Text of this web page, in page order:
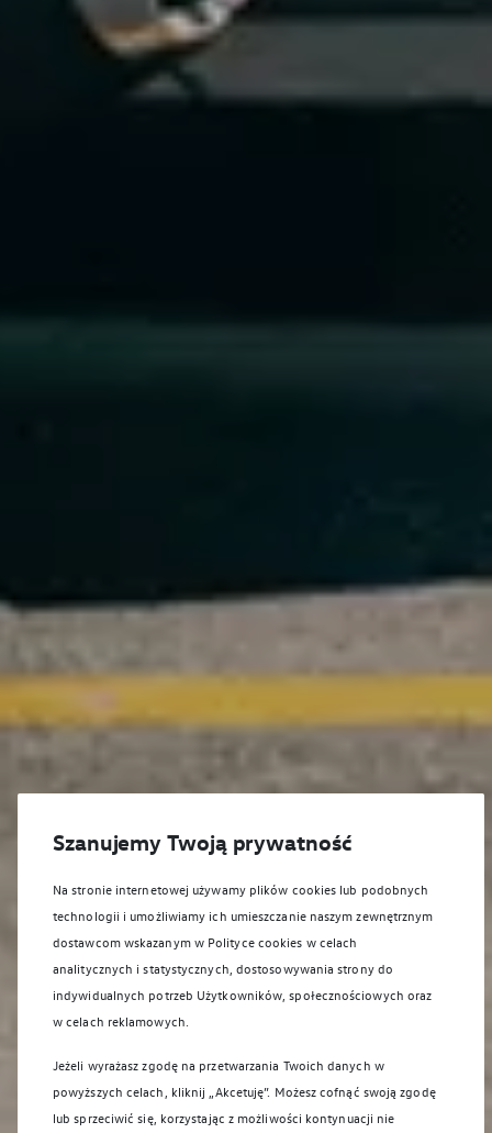
Szanujemy Twoją prywatność
Na stronie internetowej używamy plików cookies lub podobnych
technologii i umożliwiamy ich umieszczanie naszym zewnętrznym
dostawcom wskazanym w Polityce cookies w celach
analitycznych i statystycznych, dostosowywania strony do
indywidualnych potrzeb Użytkowników, społecznościowych oraz
w celach reklamowych.
Jeżeli wyrażasz zgodę na przetwarzania Twoich danych w
powyższych celach, kliknij „Akcetuję”. Możesz cofnąć swoją zgodę
lub sprzeciwić się, korzystając z możliwości kontynuacji nie